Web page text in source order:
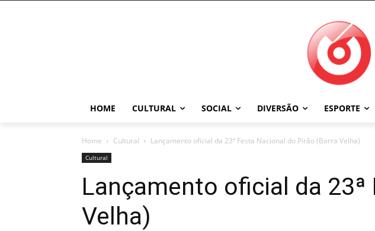
HOME CULTURAL SOCIAL DIVERSÃO ESPORTE
Home Cultural Lançamento oficial da 23ª Festa Nacional do Pirão (Barra Velha)
Cultural
Lançamento oficial da
Velha)